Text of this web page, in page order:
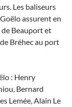
Les baliseurs
assurent en
de Beauport et
Bréhec au port
: Henry
Bernard
Lemée,Alain Le